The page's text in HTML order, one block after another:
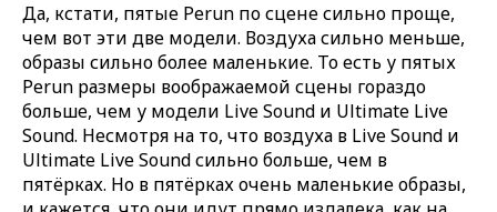
Да, кстати, пятые Perun по сцене сильно проще,
чем вот эти две модели. Воздуха сильно меньше,
образы сильно более маленькие. То есть у пятых
Perun размеры воображаемой сцены гораздо
больше, чем у модели Live Sound и Ultimate Live
Sound. Несмотря на то, что воздуха в Live Sound и
Ultimate Live Sound сильно больше, чем в
пятёрках. Но в пятёрках очень маленькие образы,